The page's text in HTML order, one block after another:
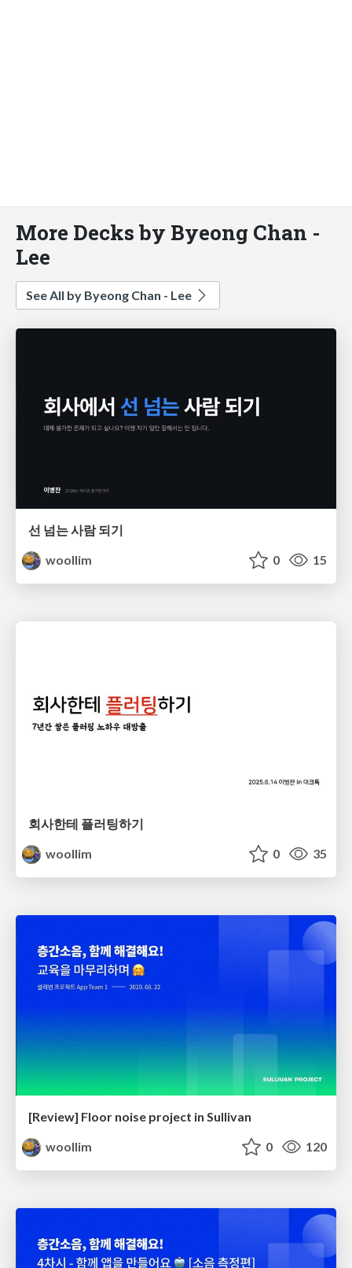
More Decks by Byeong Chan -
Lee
See All by Byeong Chan - Lee
선 넘는 사람 되기
woollim
0 15
회사한테 플러팅하기
woollim
0 35
[Review] Floor noise project in Sullivan
woollim
0 120